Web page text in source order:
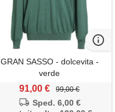
GRAN SASSO - dolcevita -
verde
91,00 € 99,00 €
Sped. 6,00 €